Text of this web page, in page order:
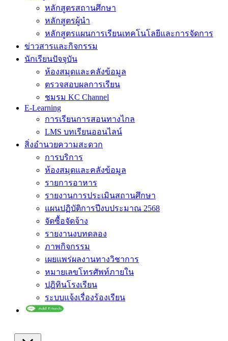
หลักสูตรสถานศึกษา
หลักสูตรผู้นำ
หลักสูตรแผนการเรียนเทคโนโลยีและการจัดการ
ข่าวสารและกิจกรรม
นักเรียนปัจจุบัน
ห้องสมุดและคลังข้อมูล
ตรวจสอบผลการเรียน
ชมรม KC Channel
E-Learning
การเรียนการสอนทางไกล
LMS บทเรียนออนไลน์
สิ่งอำนวยความสะดวก
การบริการ
ห้องสมุดและคลังข้อมูล
รายการอาหาร
รายงานการประเมินสถานศึกษา
แผนปฏิบัติการปีงบประมาณ 2568
จัดซื้อจัดจ้าง
รายงานงบทดลอง
ภาพกิจกรรม
เผยแพร่ผลงานทางวิชาการ
หมายเลขโทรศัพท์ภายใน
ปฎิทินโรงเรียน
ระบบแจ้งเรื่องร้องเรียน